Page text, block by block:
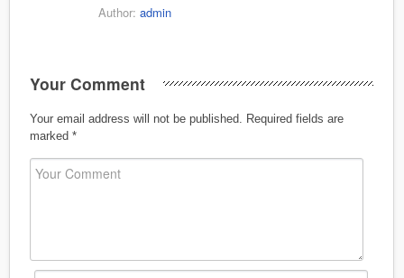
Author: admin
Your Comment
Your email address will not be published.
Required fields are
marked *